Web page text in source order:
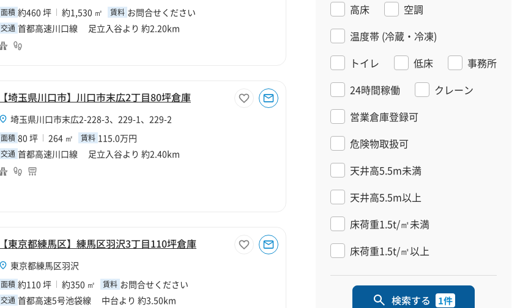
面積 約460 坪 約1,530 ㎡ 賃料 お問合せください
交通 首都高速川口線 足立入谷より 約2.20km
【埼玉県川口市】川口市末広2丁目80坪倉庫
埼玉県川口市末広2-228-3、229-1、229-2
面積 80 坪 264 ㎡ 賃料 115.0万円
交通 首都高速川口線 足立入谷より 約2.40km
【東京都練馬区】練馬区羽沢3丁目110坪倉庫
東京都練馬区羽沢
面積 約110 坪 約350 ㎡ 賃料 お問合せください
交通 首都高速5号池袋線 中台より 約3.50km
高床
空調
温度帯 (冷蔵・冷凍)
トイレ
低床
事務所
24時間稼働
クレーン
営業倉庫登録可
危険物取扱可
天井高5.5m未満
天井高5.5m以上
床荷重1.5t/㎡未満
床荷重1.5t/㎡以上
検索する 1件